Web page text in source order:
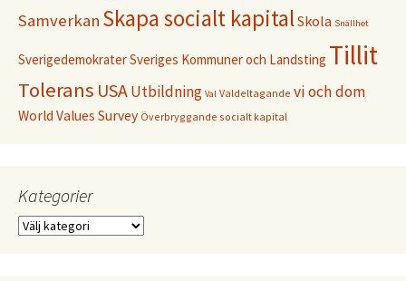
Samverkan Skapa socialt kapitalSkola Snällhet
SverigedemokraterSveriges Kommuner och Landsting Tillit
Tolerans USAUtbildning Val Valdeltagande vi och dom
World Values Survey Överbryggande socialt kapital
Kategorier
Kategorier